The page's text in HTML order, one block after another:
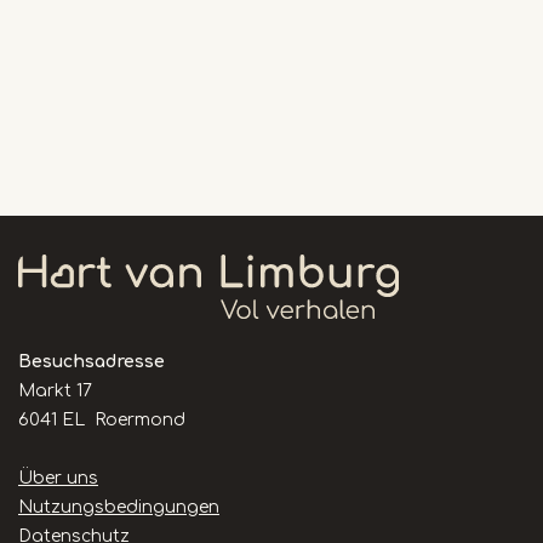
Besuchsadresse
Markt 17
6041 EL Roermond
Handige
links
Über uns
Nutzungsbedingungen
Datenschutz